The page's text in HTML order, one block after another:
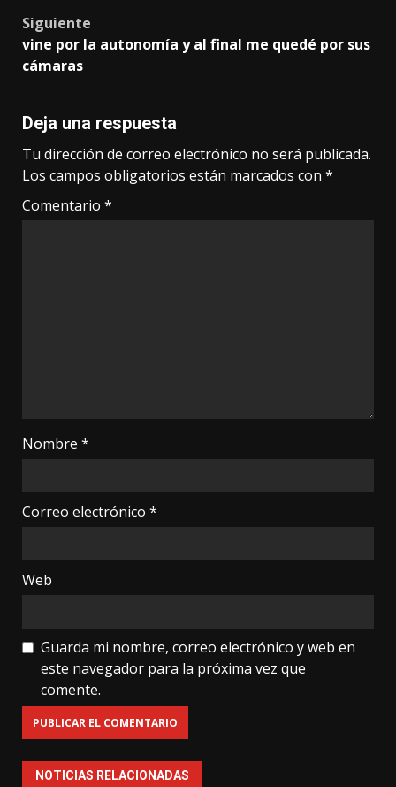
Siguiente
vine por la autonomía y al final me quedé por sus
cámaras
Deja una respuesta
Tu dirección de correo electrónico no será publicada.
Los campos obligatorios están marcados con *
Comentario *
Nombre *
Correo electrónico *
Web
Guarda mi nombre, correo electrónico y web en
este navegador para la próxima vez que
comente.
NOTICIAS RELACIONADAS